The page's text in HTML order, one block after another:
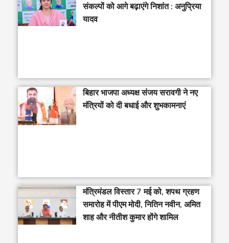
संकल्पों को आगे बढ़ाएंगे निशांत : अनुप्रिया
यादव
बिहार भाजपा अध्यक्ष संजय सरावगी ने नए
मंत्रियों को दी बधाई और शुभकामनाएं
मंत्रिमंडल विस्तार 7 मई को, शपथ ग्रहण
समारोह में पीएम मोदी, नितिन नवीन, अमित
शाह और नीतीश कुमार होंगे शामिल